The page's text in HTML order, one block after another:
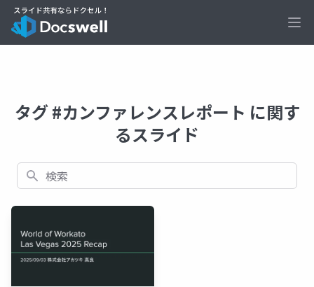
タグ #カンファレンスレポート に関す
るスライド
検索